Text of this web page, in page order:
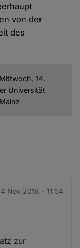
von der
des
14.
Universität
Nov 2018 - 11:54
zur